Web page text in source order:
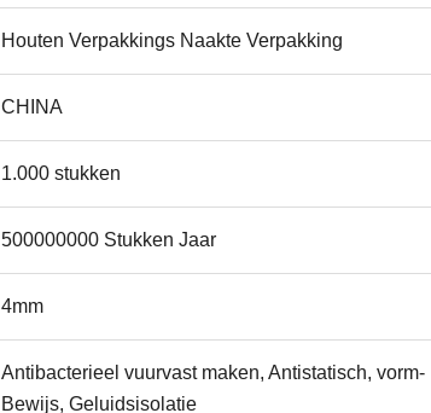
Houten Verpakkings Naakte Verpakking
CHINA
1.000 stukken
500000000 Stukken Jaar
4mm
Antibacterieel vuurvast maken, Antistatisch, vorm-
Bewijs, Geluidsisolatie